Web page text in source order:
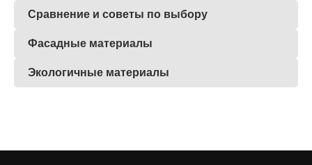
Сравнение и советы по выбору
Фасадные материалы
Экологичные материалы